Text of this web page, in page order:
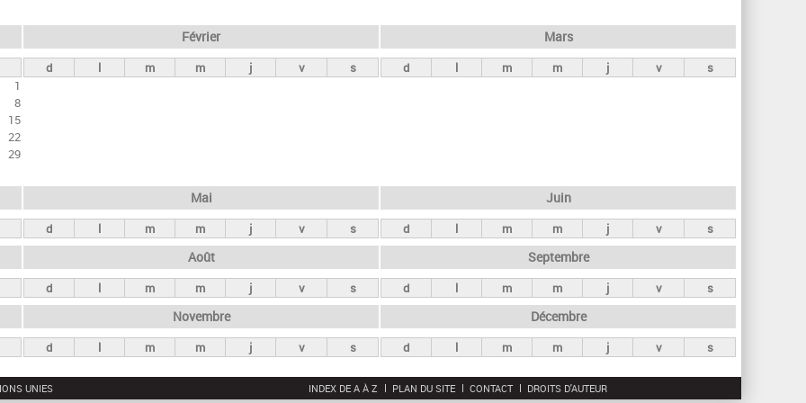
r
c
1
8
15
22
29
Février
d l m m j v s
Mars
d l m m j v s
Mai
d l m m j v s
Juin
d l m m j v s
Août
d l m m j v s
Septembre
d l m m j v s
Novembre
d l m m j v s
Décembre
d l m m j v s
UNIES INDEX DE A À Z PLAN DU SITE CONTACT DROITS D'AUTEUR